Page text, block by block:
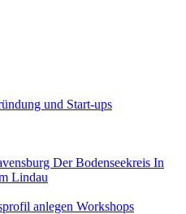
und Start-ups
Der Bodenseekreis In
Lindau
anlegen Workshops